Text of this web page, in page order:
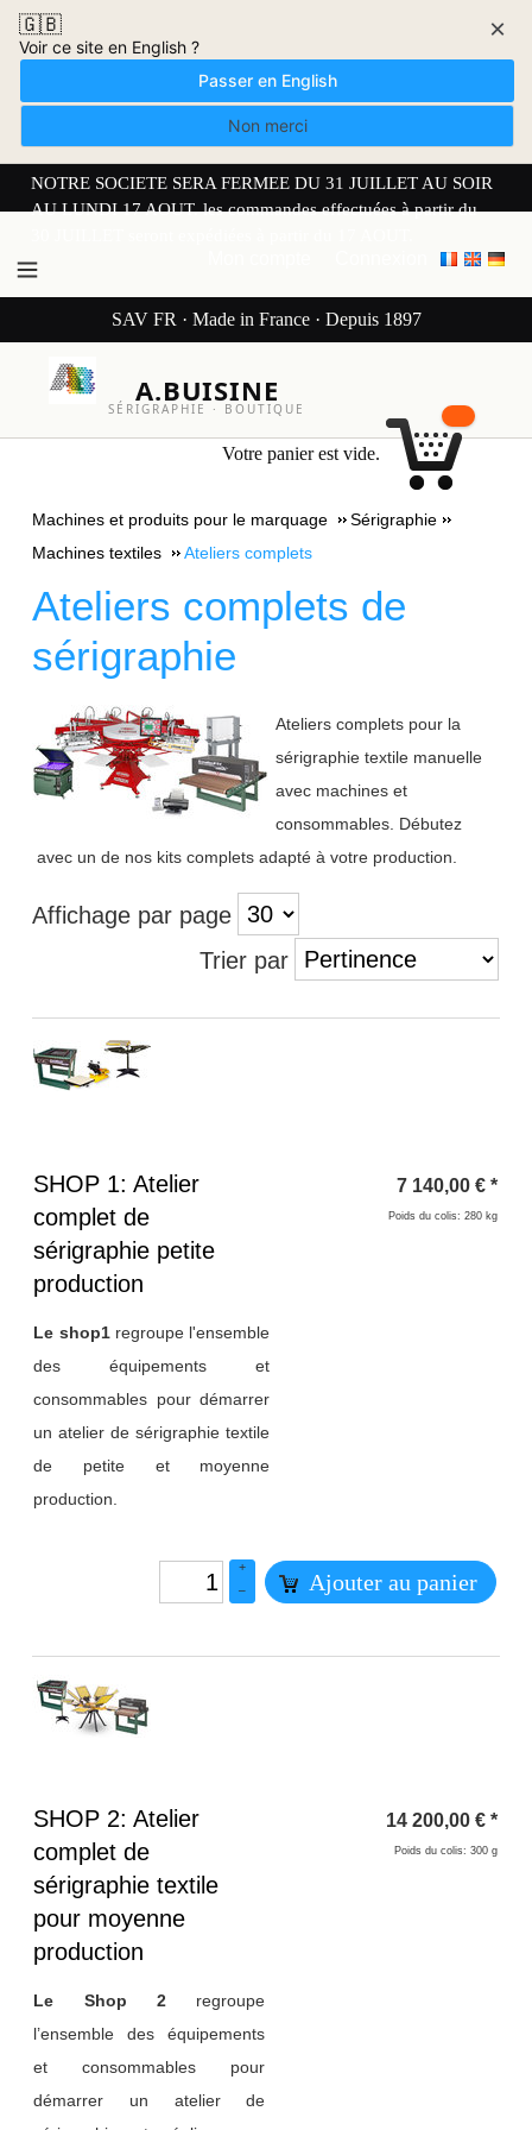
🇬🇧
Voir ce site en English ?
Passer en English
Non merci
×
NOTRE SOCIETE SERA FERMEE DU 31 JUILLET AU SOIR
AU LUNDI 17 AOUT. les commandes effectuées à partir du
SAV FR · Made in France · Depuis 1897
A.BUISINE
SÉRIGRAPHIE · BOUTIQUE
Votre panier est vide.
Machines et produits pour le marquage
Sérigraphie
Machines textiles
Ateliers complets
Ateliers complets de
sérigraphie
Ateliers complets pour la
sérigraphie textile manuelle
avec machines et
consommables. Débutez
avec un de nos kits complets adapté à votre production.
Affichage par page
Trier par
Titre 1
SHOP 1: Atelier
complet de
sérigraphie petite
production
Le shop1 regroupe l'ensemble
des équipements et
consommables pour démarrer
un atelier de sérigraphie textile
de petite et moyenne
production.
7 140,00 € *
Poids du colis: 280 kg
+
–
Ajouter au panier
Titre 1
SHOP 2: Atelier
complet de
sérigraphie textile
pour moyenne
production
Le Shop 2 regroupe
l’ensemble des équipements
et consommables pour
démarrer un atelier de
14 200,00 € *
Poids du colis: 300 g